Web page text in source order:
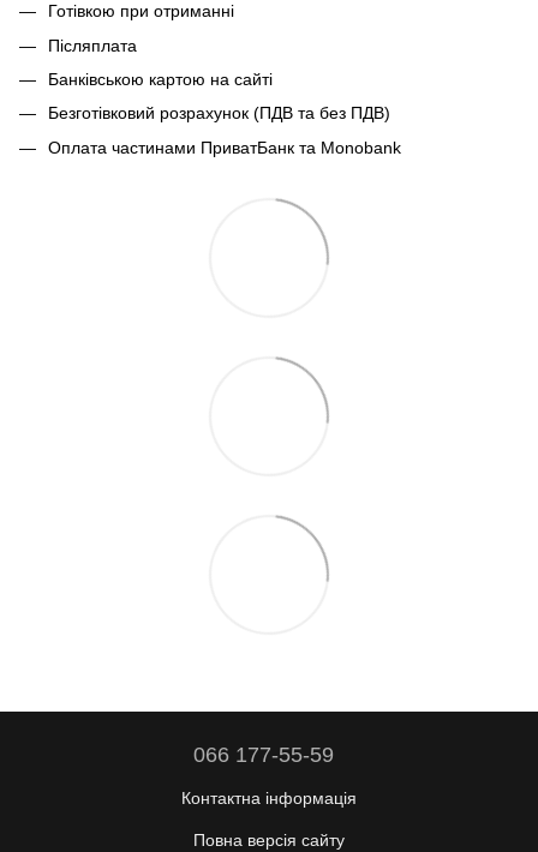
Готівкою при отриманні
Післяплата
Банківською картою на сайті
Безготівковий розрахунок (ПДВ та без ПДВ)
Оплата частинами ПриватБанк та Monobank
066 177-55-59
Контактна інформація
Повна версія сайту